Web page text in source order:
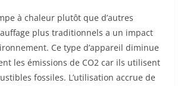
à chaleur plutôt que d’autres
plus traditionnels a un impact
Ce type d’appareil diminue
les émissions de CO2 car ils utilisent
fossiles. L’utilisation accrue de